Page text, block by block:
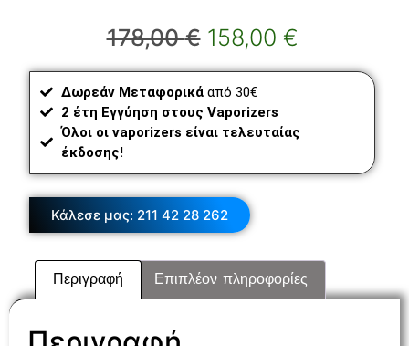
178,00€ 158,00 €
Δωρεάν Μεταφορικά από 30€
2 έτη Εγγύηση στους Vaporizers
Όλοι οι vaporizers είναι τελευταίας
έκδοσης!
Κάλεσε μας: 211 42 28 262
Περιγραφή Επιπλέον πληροφορίες